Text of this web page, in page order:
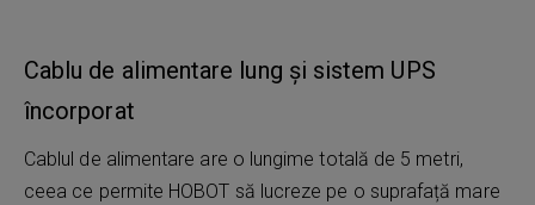
Cablu de alimentare lung și sistem UPS
încorporat
Cablul de alimentare are o lungime totală de 5 metri,
ceea ce permite HOBOT să lucreze pe o suprafață mare